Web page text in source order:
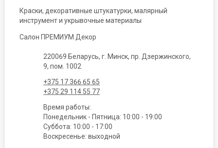
Краски, декоративные штукатурки, малярный
инструмент и укрывочные материалы
Салон ПРЕМИУМ Декор
220069 Беларусь, г. Минск, пр. Дзержинского,
9, пом. 1002
+375 17 366 65 65
+375 29 114 55 77
Время работы:
Понедельник - Пятница: 10:00 - 19:00
Суббота: 10:00 - 17:00
Воскресенье: выходной